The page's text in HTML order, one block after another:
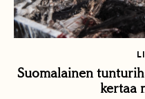
Suomalainen
kertaa